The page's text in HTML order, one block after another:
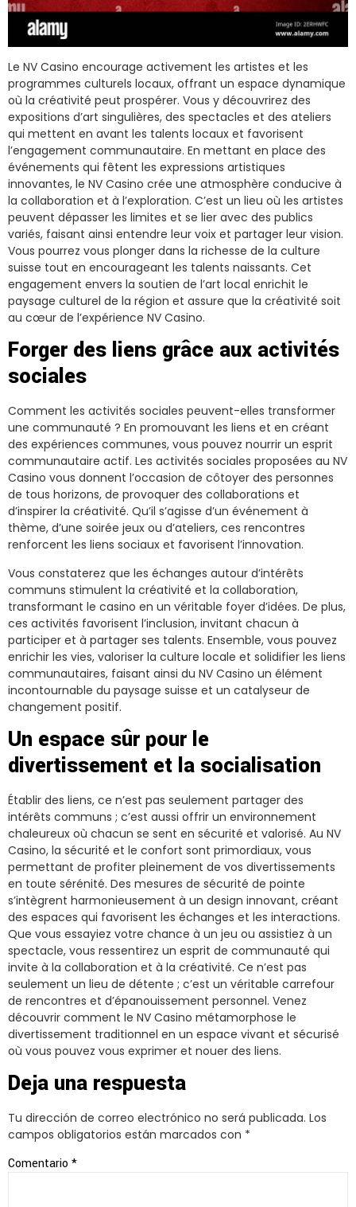
Le NV Casino encourage activement les artistes et les
programmes culturels locaux, offrant un espace dynamique
où la créativité peut prospérer. Vous y découvrirez des
expositions d’art singulières, des spectacles et des ateliers
qui mettent en avant les talents locaux et favorisent
l’engagement communautaire. En mettant en place des
événements qui fêtent les expressions artistiques
innovantes, le NV Casino crée une atmosphère conducive à
la collaboration et à l’exploration. C’est un lieu où les artistes
peuvent dépasser les limites et se lier avec des publics
variés, faisant ainsi entendre leur voix et partager leur vision.
Vous pourrez vous plonger dans la richesse de la culture
suisse tout en encourageant les talents naissants. Cet
engagement envers la soutien de l’art local enrichit le
paysage culturel de la région et assure que la créativité soit
au cœur de l’expérience NV Casino.
Forger des liens grâce aux activités
sociales
Comment les activités sociales peuvent-elles transformer
une communauté ? En promouvant les liens et en créant
des expériences communes, vous pouvez nourrir un esprit
communautaire actif. Les activités sociales proposées au NV
Casino vous donnent l’occasion de côtoyer des personnes
de tous horizons, de provoquer des collaborations et
d’inspirer la créativité. Qu’il s’agisse d’un événement à
thème, d’une soirée jeux ou d’ateliers, ces rencontres
renforcent les liens sociaux et favorisent l’innovation.
Vous constaterez que les échanges autour d’intérêts
communs stimulent la créativité et la collaboration,
transformant le casino en un véritable foyer d’idées. De plus,
ces activités favorisent l’inclusion, invitant chacun à
participer et à partager ses talents. Ensemble, vous pouvez
enrichir les vies, valoriser la culture locale et solidifier les liens
communautaires, faisant ainsi du NV Casino un élément
incontournable du paysage suisse et un catalyseur de
changement positif.
Un espace sûr pour le
divertissement et la socialisation
Établir des liens, ce n’est pas seulement partager des
intérêts communs ; c’est aussi offrir un environnement
chaleureux où chacun se sent en sécurité et valorisé. Au NV
Casino, la sécurité et le confort sont primordiaux, vous
permettant de profiter pleinement de vos divertissements
en toute sérénité. Des mesures de sécurité de pointe
s’intègrent harmonieusement à un design innovant, créant
des espaces qui favorisent les échanges et les interactions.
Que vous essayiez votre chance à un jeu ou assistiez à un
spectacle, vous ressentirez un esprit de communauté qui
invite à la collaboration et à la créativité. Ce n’est pas
seulement un lieu de détente ; c’est un véritable carrefour
de rencontres et d’épanouissement personnel. Venez
découvrir comment le NV Casino métamorphose le
divertissement traditionnel en un espace vivant et sécurisé
où vous pouvez vous exprimer et nouer des liens.
Deja una respuesta
Tu dirección de correo electrónico no será publicada. Los
campos obligatorios están marcados con *
Comentario *